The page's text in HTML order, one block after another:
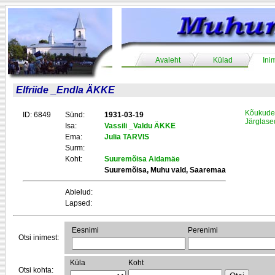
Avaleht Külad
Elfriide _Endla ÄKKE
ID: 6849 Sünd:
1931-03-19
Isa:
Vassili _Valdu ÄKKE
Ema:
Julia TARVIS
Surm:
Koht:
Suuremõisa Aidamäe
Suuremõisa, Muhu vald, Saaremaa
Abielud:
Lapsed:
Otsi inimest:
Eesnimi Perenimi
Otsi kohta:
Küla Koht